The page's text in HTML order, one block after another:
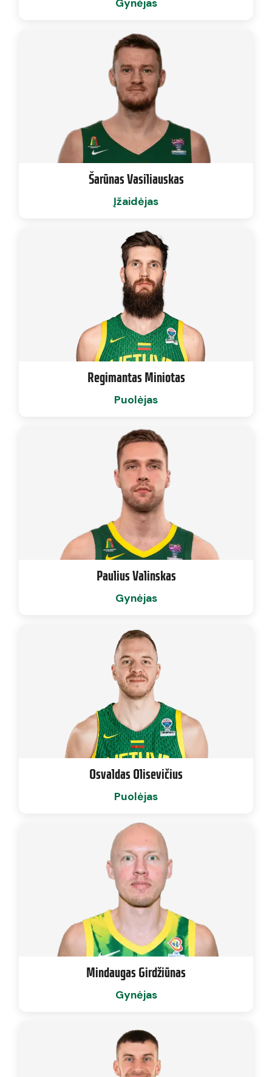
Gynėjas
Šarūnas Vasiliauskas
Įžaidėjas
Regimantas Miniotas
Puolėjas
Paulius Valinskas
Gynėjas
Osvaldas Olisevičius
Puolėjas
Mindaugas Girdžiūnas
Gynėjas